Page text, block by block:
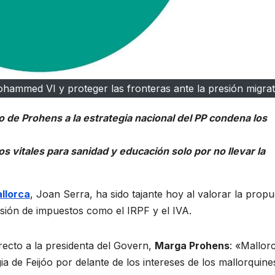
VI y proteger las fronteras ante la presión
Prohens a la estrategia nacional del PP condena los
vitales para sanidad y educación solo por no llevar la
, Joan Serra, ha sido tajante hoy al valorar la
de impuestos como el IRPF y el IVA.
a la presidenta del Govern, Marga Prohens:
de Feijóo por delante de los intereses de los